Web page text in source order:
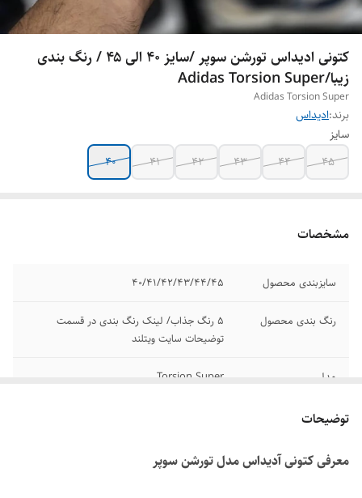
کتونی ادیداس تورشن سوپر /سایز ۴۰ الی ۴۵ / رنگ بندی
زیبا/Adidas Torsion Super
Adidas Torsion Super
برند:ادیداس
سایز
۴۵
۴۴ ۴۳ ۴۲ ۴۱ ۴۰
مشخصات
سایزبندی محصول ۴۰/۴۱/۴۲/۴۳/۴۴/۴۵
رنگ بندی محصول
۵ رنگ جذاب/ لینک رنگ بندی در قسمت
توضیحات سایت ویتلند
مدل Torsion Super
برند
کیفیت مسترکوالیتی A
توضیحات
معرفی کتونی آدیداس مدل تورشن سوپر